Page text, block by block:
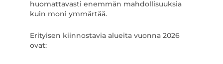
huomattavasti enemmän mahdollisuuksia
kuin moni ymmärtää.
Erityisen kiinnostavia alueita vuonna 2026
ovat: